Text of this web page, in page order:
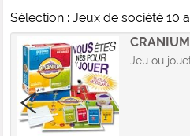
Sélection : Jeux de société 10
CRANIUM
Jeu ou